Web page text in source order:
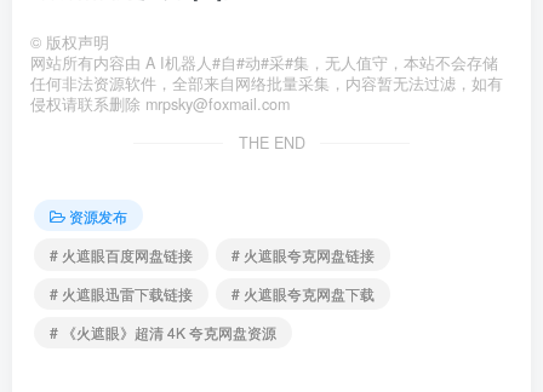
© 版权声明
网站所有内容由 A I机器人#自#动#采#集，无人值守，本站不会存储
任何非法资源软件，全部来自网络批量采集，内容暂无法过滤，如有
侵权请联系删除 mrpsky@foxmail.com
THE END
资源发布
# 火遮眼百度网盘链接
# 火遮眼夸克网盘链接
# 火遮眼迅雷下载链接
# 火遮眼夸克网盘下载
# 《火遮眼》超清 4K 夸克网盘资源